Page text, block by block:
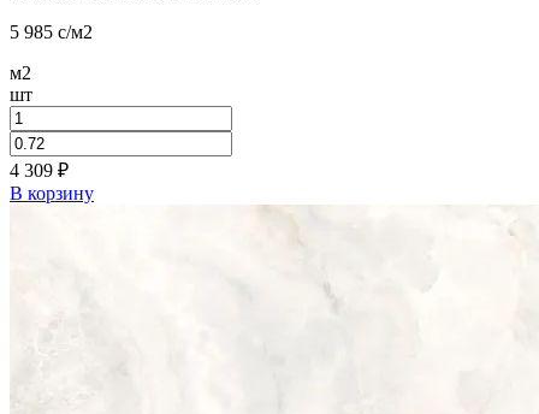
5 985 c/м2
м2
шт
4 309 ₽
В корзину